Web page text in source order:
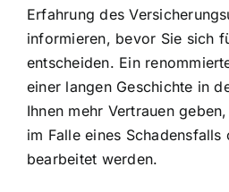
Erfahrung des
informieren, bevor Sie sich
entscheiden. Ein
einer langen Geschichte in
Ihnen mehr Vertrauen
im Falle eines Schadensfalls
bearbeitet werden.